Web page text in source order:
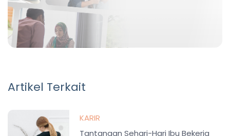
Artikel Terkait
KARIR
Tantangan Sehari-Hari Ibu Bekerja